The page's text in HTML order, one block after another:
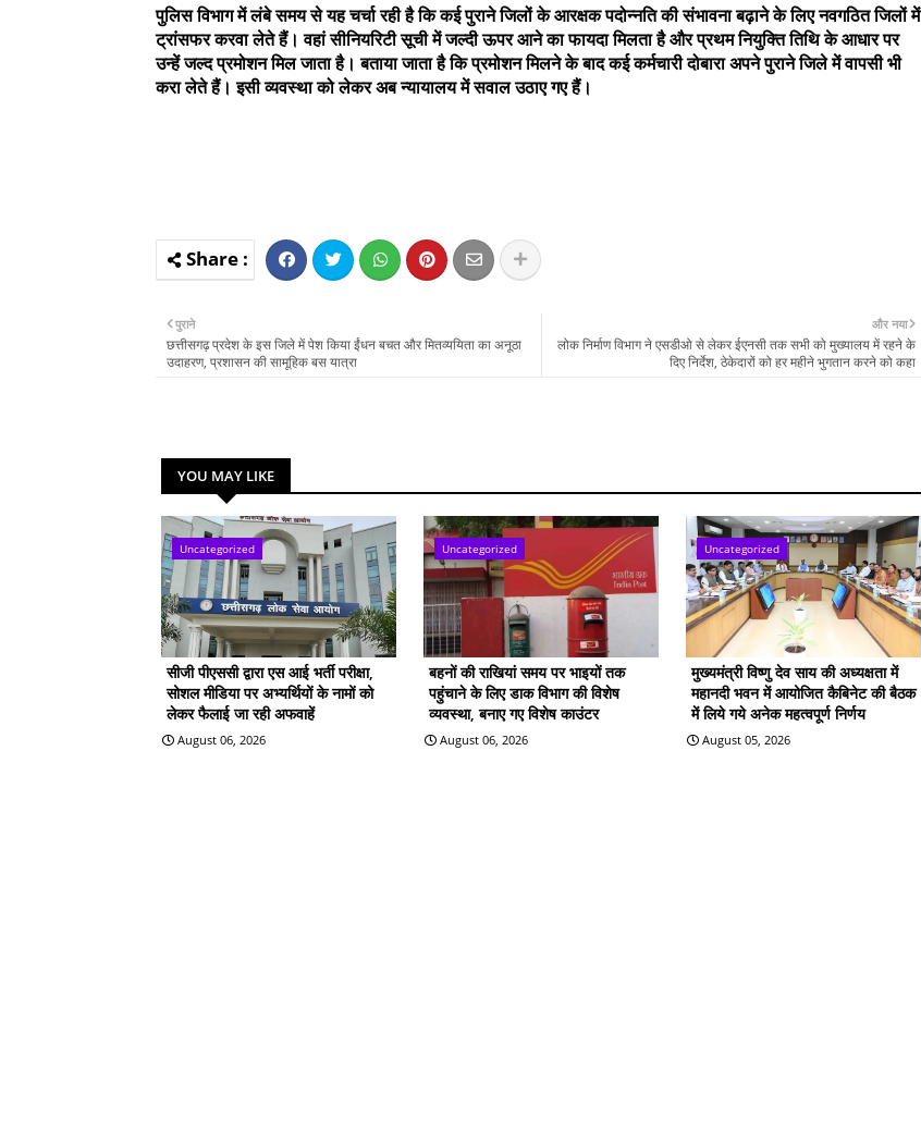
पुलिस विभाग में लंबे समय से यह चर्चा रही है कि कई पुराने जिलों के आरक्षक पदोन्नति की संभावना बढ़ाने के लिए नवगठित जिलों में
ट्रांसफर करवा लेते हैं। वहां सीनियरिटी सूची में जल्दी ऊपर आने का फायदा मिलता है और प्रथम नियुक्ति तिथि के आधार पर
उन्हें जल्द प्रमोशन मिल जाता है। बताया जाता है कि प्रमोशन मिलने के बाद कई कर्मचारी दोबारा अपने पुराने जिले में वापसी भी
करा लेते हैं। इसी व्यवस्था को लेकर अब न्यायालय में सवाल उठाए गए हैं।
और नया
लोक निर्माण विभाग ने एसडीओ से लेकर ईएनसी तक सभी को मुख्यालय में रहने के
दिए निर्देश, ठेकेदारों को हर महीने भुगतान करने को कहा
पुराने
छत्तीसगढ़ प्रदेश के इस जिले में पेश किया ईंधन बचत और मितव्ययिता का अनूठा
उदाहरण, प्रशासन की सामूहिक बस यात्रा
YOU MAY LIKE
Uncategorized
सीजी पीएससी द्वारा एस आई भर्ती परीक्षा,
सोशल मीडिया पर अभ्यर्थियों के नामों को
लेकर फैलाई जा रही अफवाहें
August 06, 2026
Uncategorized
बहनों की राखियां समय पर भाइयों तक
पहुंचाने के लिए डाक विभाग की विशेष
व्यवस्था, बनाए गए विशेष काउंटर
August 06, 2026
Uncategorized
मुख्यमंत्री विष्णु देव साय की अध्यक्षता में
महानदी भवन में आयोजित कैबिनेट की बैठक
में लिये गये अनेक महत्वपूर्ण निर्णय
August 05, 2026